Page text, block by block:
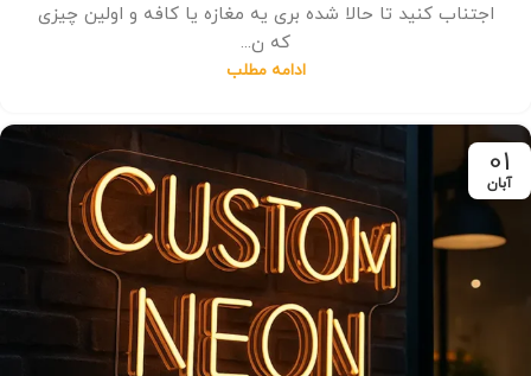
اجتناب کنید تا حالا شده بری یه مغازه یا کافه و اولین چیزی
که ن...
ادامه مطلب
01
آبان